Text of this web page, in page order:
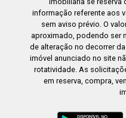
informação referente aos
sem aviso prévio. O
aproximado, podendo ser
de alteração no decorrer
imóvel anunciado no site
rotatividade. As
em reserva, compra,